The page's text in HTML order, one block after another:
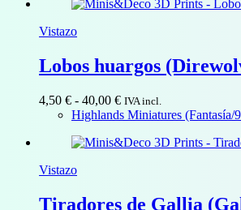
desde
Vistazo
Lobos huargos
4,50 € - 40,00 €Rango
de
desde
IVA incl.
Highlands Miniatures (Fantasía/
Vistazo
Tiradores de Gallia